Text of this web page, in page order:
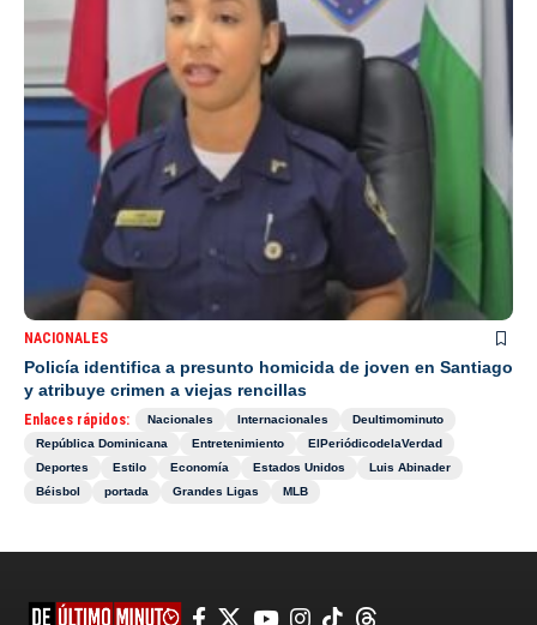
NACIONALES
Policía identifica a presunto homicida de joven en Santiago
y atribuye crimen a viejas rencillas
Enlaces rápidos: Nacionales Internacionales
Deultimominuto
República Dominicana
Entretenimiento
ElPeriódicodelaVerdad
Deportes
Estilo Economía Estados Unidos
Luis Abinader
Béisbol
portada Grandes Ligas MLB